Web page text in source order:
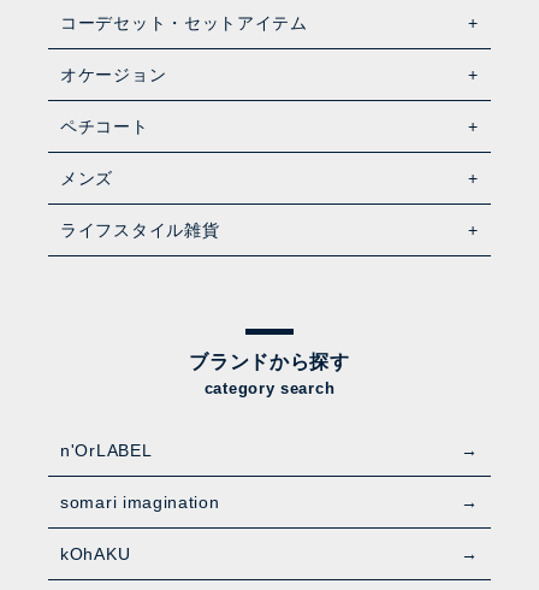
コーデセット・セットアイテム
オケージョン
ペチコート
メンズ
ライフスタイル雑貨
ブランドから探す
category search
n'OrLABEL
somari imagination
kOhAKU